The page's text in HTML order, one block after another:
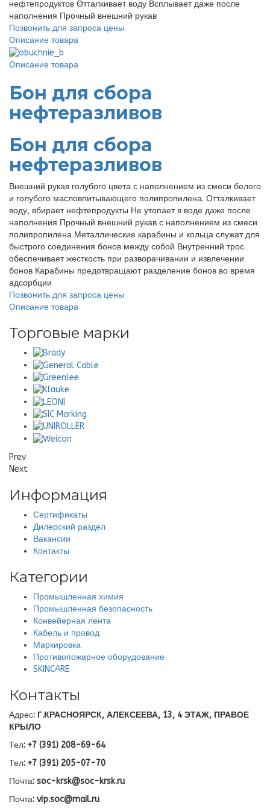
нефтепродуктов Отталкивает воду Всплывает даже после
наполнения Прочный внешний рукав
Позвонить для запроса цены
Описание товара
Описание товара
Бон для сбора
нефтеразливов
Бон для сбора
нефтеразливов
Внешний рукав голубого цвета с наполнением из смеси белого
и голубого масловпитывающего полипропилена. Отталкивает
воду, вбирает нефтепродукты Не утопает в воде даже после
наполнения Прочный внешний рукав с наполнением из смеси
полипропилена Металлические карабины и кольца служат для
быстрого соединения бонов между собой Внутренний трос
обеспечивает жесткость при разворачивании и извлечении
бонов Карабины предотвращают разделение бонов во время
адсорбции
Позвонить для запроса цены
Описание товара
Торговые марки
Prev
Next
Информация
Сертификаты
Дилерский раздел
Вакансии
Контакты
Категории
Промышленная химия
Промышленная безопасность
Конвейерная лента
Кабель и провод
Маркировка
Противопожарное оборудование
SKINCARE
Контакты
Адрес: Г.КРАСНОЯРСК, АЛЕКСЕЕВА, 13, 4 ЭТАЖ, ПРАВОЕ
КРЫЛО
Тел: +7 (391) 208-69-64
Тел: +7 (391) 205-07-70
Почта: soc-krsk@soc-krsk.ru
Почта: vip.soc@mail.ru